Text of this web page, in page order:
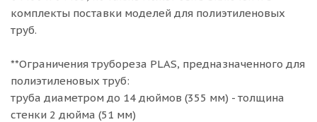
комплекты поставки моделей для полиэтиленовых
труб.
**Ограничения трубореза PLAS, предназначенного для
полиэтиленовых труб:
труба диаметром до 14 дюймов (355 мм) - толщина
стенки 2 дюйма (51 мм)